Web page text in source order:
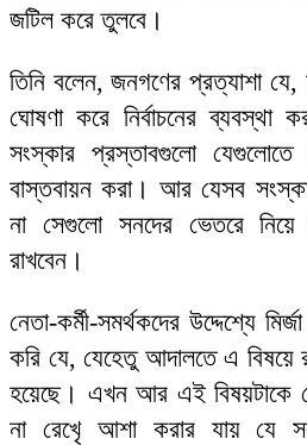
জটিল করে তুলবে।
তিনি বলেন, জনগণের প্রত্যাশা
ঘোষণা করে নির্বাচনের ব্যবস্থা
সংস্কার প্রস্তাবগুলো
বাস্তবায়ন করা। আর যেসব
না সেগুলো সনদের ভেতরে নিয়ে
রাখবেন।
নেতা-কর্মী-সমর্থকদের উদ্দেশ্যে
করি যে, যেহেতু আদালতে এ বিষয়ে
হয়েছে। এখন আর এই বিষয়টাকে
না রেখেৃ আশা করার যায় যে